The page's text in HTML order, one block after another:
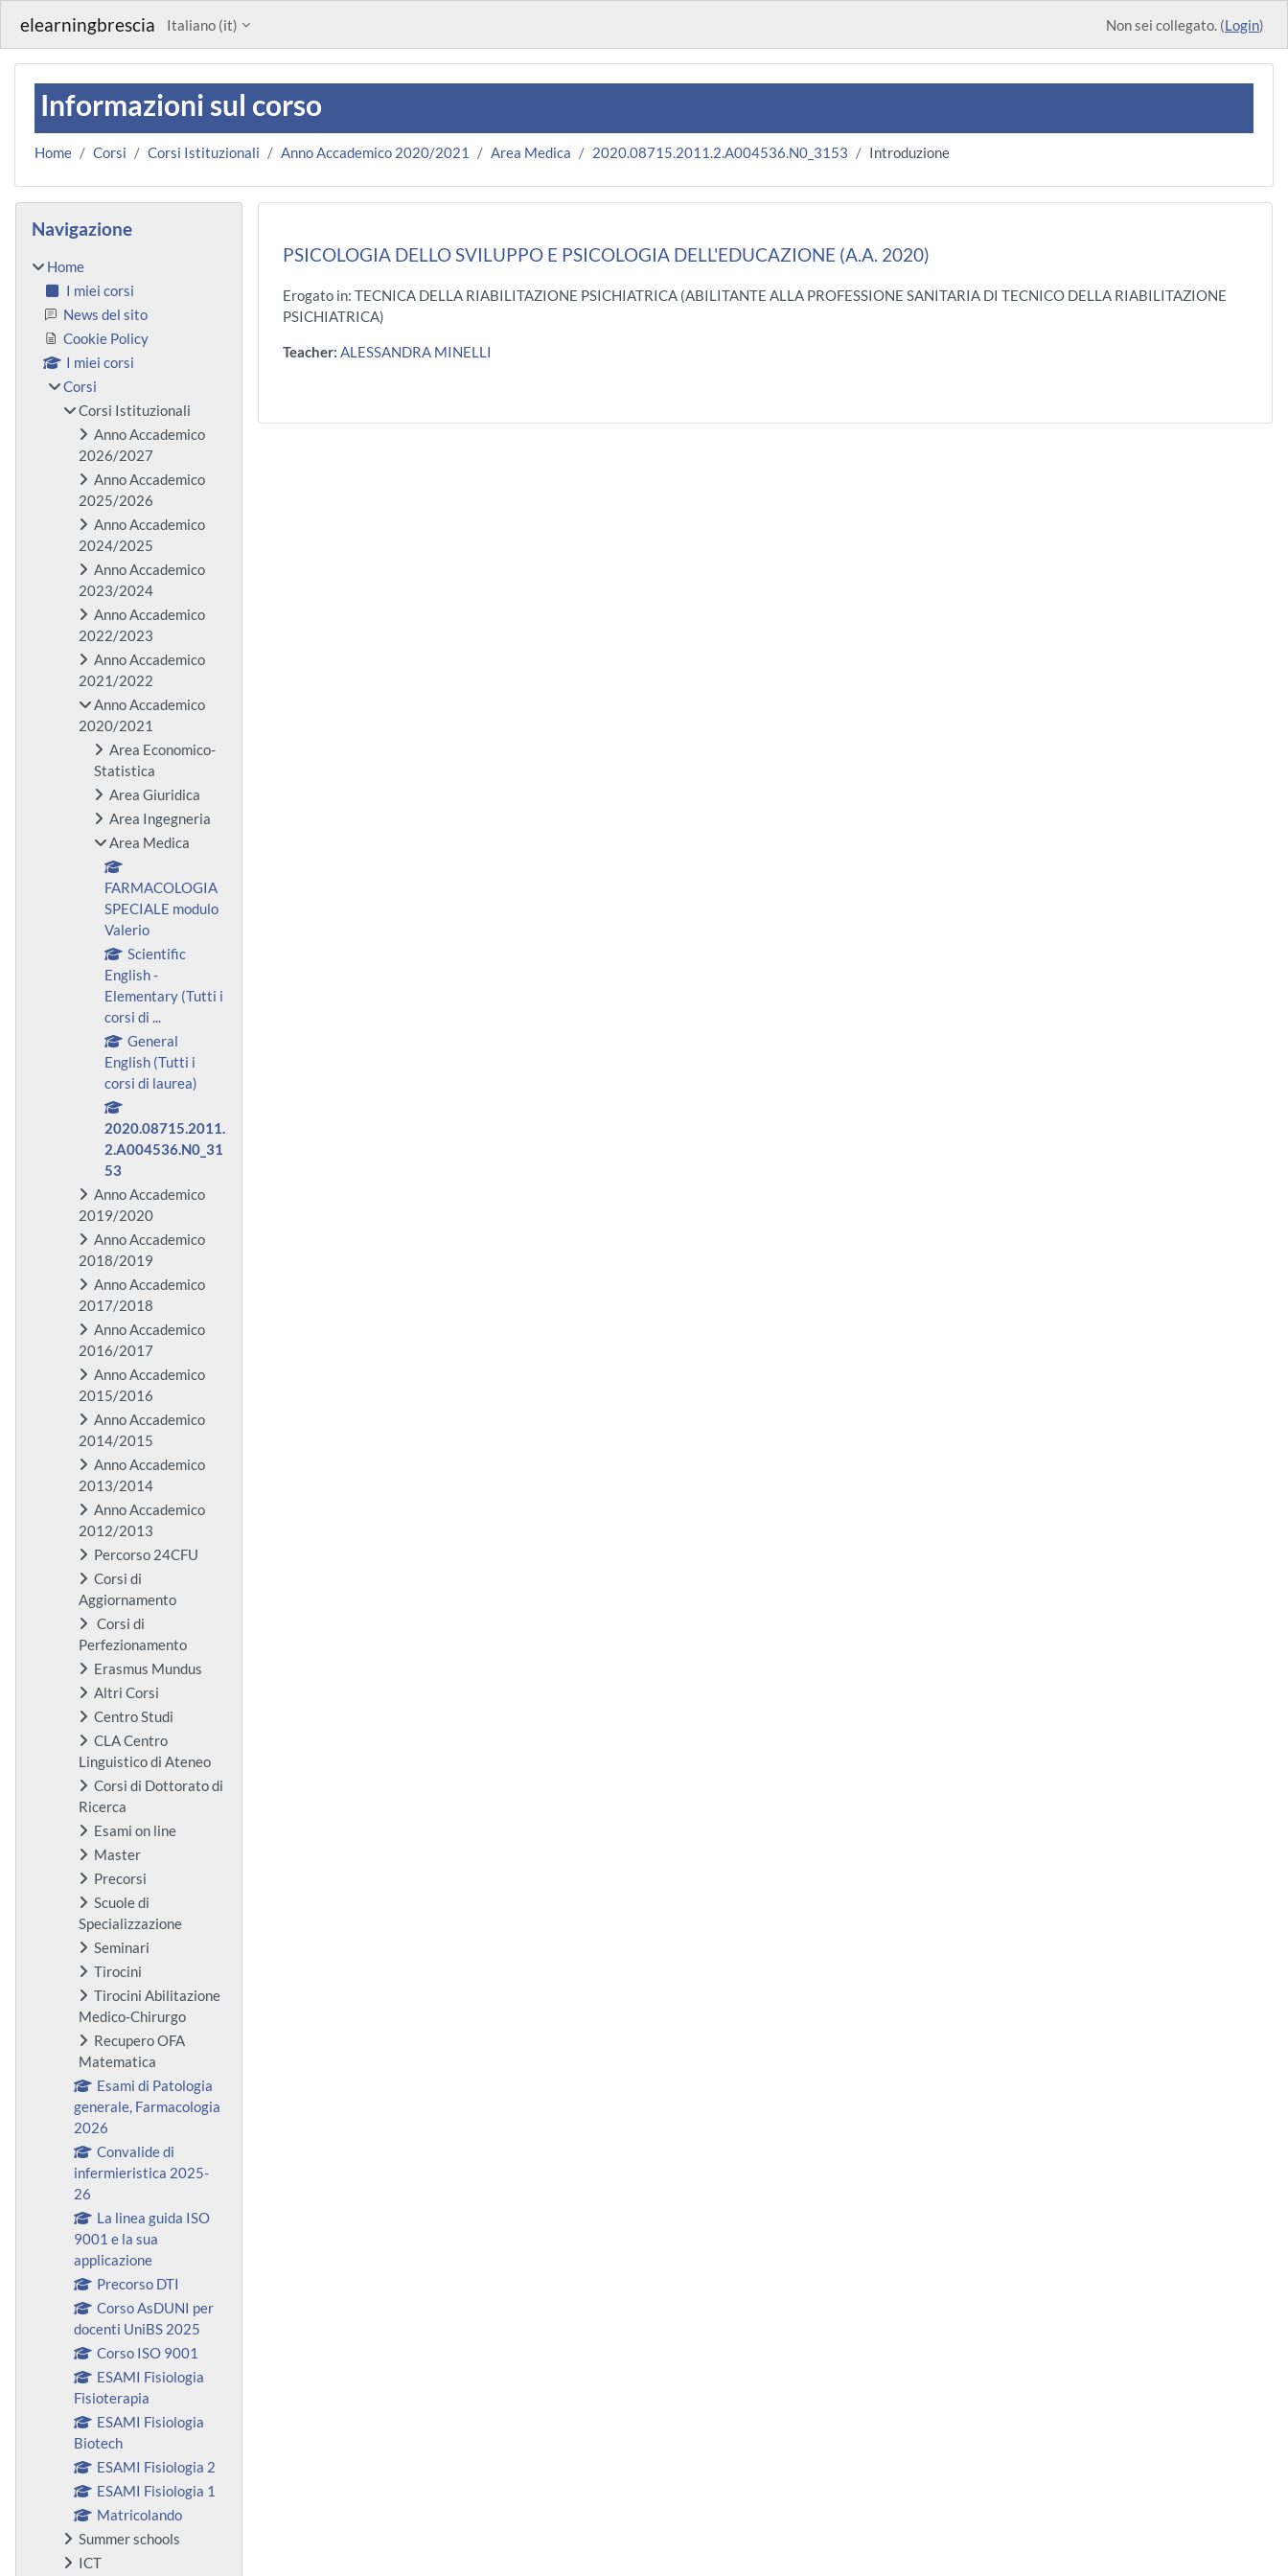
elearningbrescia Italiano ‎(it)‎ Non sei collegato. (Login)
Informazioni sul corso
Home Corsi Corsi Istituzionali Anno Accademico 2020/2021 Area Medica 2020.08715.2011.2.A004536.N0_3153 Introduzione
PSICOLOGIA DELLO SVILUPPO E PSICOLOGIA DELL'EDUCAZIONE (A.A. 2020)
Erogato in: TECNICA DELLA RIABILITAZIONE PSICHIATRICA (ABILITANTE ALLA PROFESSIONE SANITARIA DI TECNICO DELLA RIABILITAZIONE
PSICHIATRICA)
Teacher: ALESSANDRA MINELLI
Blocchi
Navigazione
Home
I miei corsi
News del sito
Cookie Policy
I miei corsi
Corsi
Corsi Istituzionali
Anno Accademico
2026/2027
Anno Accademico
2025/2026
Anno Accademico
2024/2025
Anno Accademico
2023/2024
Anno Accademico
2022/2023
Anno Accademico
2021/2022
Anno Accademico
2020/2021
Area Economico-
Statistica
Area Giuridica
Area Ingegneria
Area Medica
FARMACOLOGIA
SPECIALE modulo
Valerio
Scientific
English -
Elementary (Tutti i
corsi di ...
General
English (Tutti i
corsi di laurea)
2020.08715.2011.
2.A004536.N0_31
53
Anno Accademico
2019/2020
Anno Accademico
2018/2019
Anno Accademico
2017/2018
Anno Accademico
2016/2017
Anno Accademico
2015/2016
Anno Accademico
2014/2015
Anno Accademico
2013/2014
Anno Accademico
2012/2013
Percorso 24CFU
Corsi di
Aggiornamento
Corsi di
Perfezionamento
Erasmus Mundus
Altri Corsi
Centro Studi
CLA Centro
Linguistico di Ateneo
Corsi di Dottorato di
Ricerca
Esami on line
Master
Precorsi
Scuole di
Specializzazione
Seminari
Tirocini
Tirocini Abilitazione
Medico-Chirurgo
Recupero OFA
Matematica
Esami di Patologia
generale, Farmacologia
2026
Convalide di
infermieristica 2025-
26
La linea guida ISO
9001 e la sua
applicazione
Precorso DTI
Corso AsDUNI per
docenti UniBS 2025
Corso ISO 9001
ESAMI Fisiologia
Fisioterapia
ESAMI Fisiologia
Biotech
ESAMI Fisiologia 2
ESAMI Fisiologia 1
Matricolando
Summer schools
ICT